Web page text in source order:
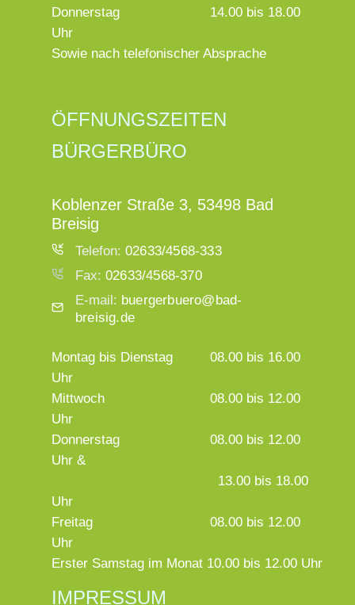
Donnerstag
14.00 bis 18.00
Uhr
Sowie nach telefonischer Absprache
ÖFFNUNGSZEITEN
BÜRGERBÜRO
Koblenzer Straße 3, 53498 Bad
Breisig
Telefon: 02633/4568-333
Fax: 02633/4568-370
E-mail: buergerbuero@bad-
breisig.de
Montag bis Dienstag
08.00 bis 16.00
Uhr
Mittwoch
08.00 bis 12.00
Uhr
Donnerstag
08.00 bis 12.00
Uhr &
13.00 bis 18.00
Uhr
Freitag
08.00 bis 12.00
Uhr
Erster Samstag im Monat 10.00 bis 12.00 Uhr
IMPRESSUM